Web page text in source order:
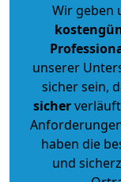
Wir geben
unserer
sicher sein,
sicher
haben die
und